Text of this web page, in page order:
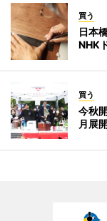
買う
日本
NHK
買う
今秋
月展